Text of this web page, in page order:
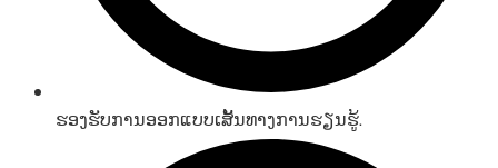
ຮອງຮັບການອອກແບບເສັ້ນທາງການຮຽນຮູ້.